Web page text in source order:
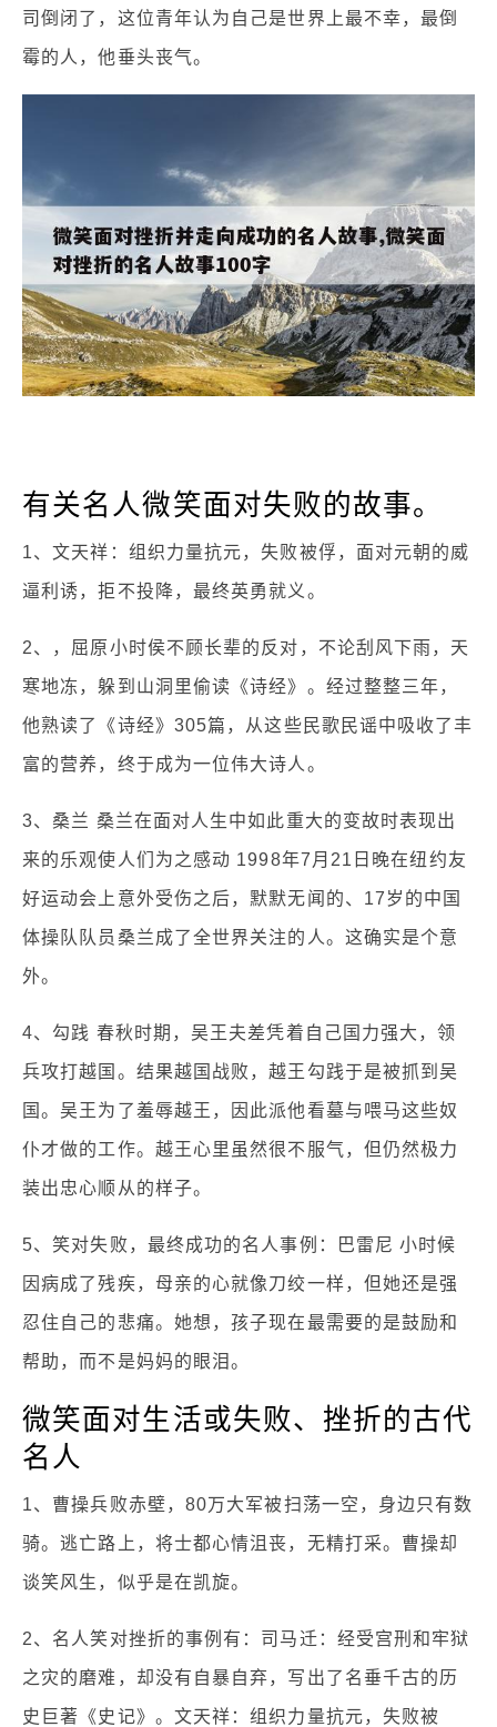
司倒闭了，这位青年认为自己是世界上最不幸，最倒
霉的人，他垂头丧气。
有关名人微笑面对失败的故事。
1、文天祥：组织力量抗元，失败被俘，面对元朝的威
逼利诱，拒不投降，最终英勇就义。
2、，屈原小时侯不顾长辈的反对，不论刮风下雨，天
寒地冻，躲到山洞里偷读《诗经》。经过整整三年，
他熟读了《诗经》305篇，从这些民歌民谣中吸收了丰
富的营养，终于成为一位伟大诗人。
3、桑兰 桑兰在面对人生中如此重大的变故时表现出
来的乐观使人们为之感动 1998年7月21日晚在纽约友
好运动会上意外受伤之后，默默无闻的、17岁的中国
体操队队员桑兰成了全世界关注的人。这确实是个意
外。
4、勾践 春秋时期，吴王夫差凭着自己国力强大，领
兵攻打越国。结果越国战败，越王勾践于是被抓到吴
国。吴王为了羞辱越王，因此派他看墓与喂马这些奴
仆才做的工作。越王心里虽然很不服气，但仍然极力
装出忠心顺从的样子。
5、笑对失败，最终成功的名人事例：巴雷尼 小时候
因病成了残疾，母亲的心就像刀绞一样，但她还是强
忍住自己的悲痛。她想，孩子现在最需要的是鼓励和
帮助，而不是妈妈的眼泪。
微笑面对生活或失败、挫折的古代
名人
1、曹操兵败赤壁，80万大军被扫荡一空，身边只有数
骑。逃亡路上，将士都心情沮丧，无精打采。曹操却
谈笑风生，似乎是在凯旋。
2、名人笑对挫折的事例有：司马迁：经受宫刑和牢狱
之灾的磨难，却没有自暴自弃，写出了名垂千古的历
史巨著《史记》。文天祥：组织力量抗元，失败被